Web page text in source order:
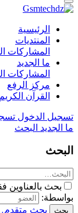
الرئيسية
المنتديات
المشاركات
ما الجديد
المشاركات
مركز الرفع
القرآن الكريم
تسجيل الدخول
ما الجديد البحث
البحث
بحث بالعناوين
بواسطة:
بحث بحث